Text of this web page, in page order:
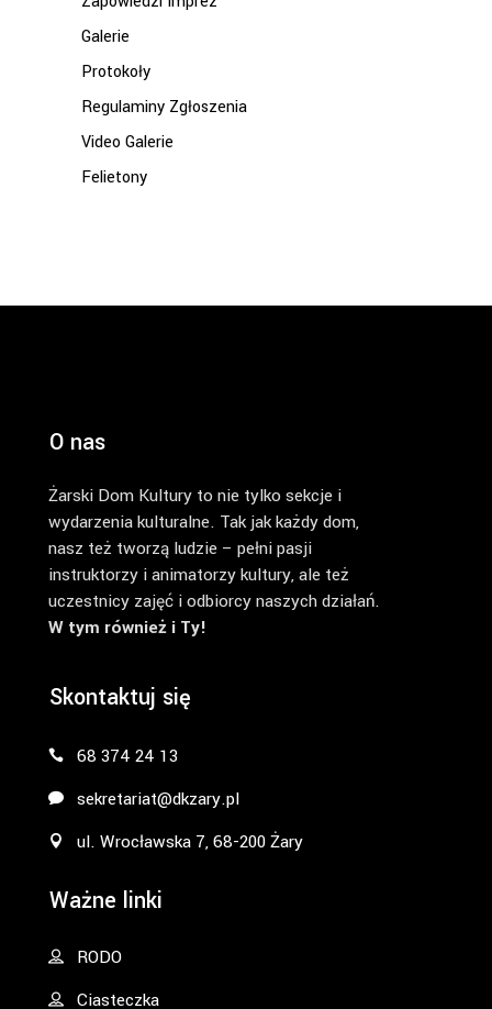
Galerie
Protokoły
Regulaminy Zgłoszenia
Video Galerie
Felietony
O nas
Żarski Dom Kultury to nie tylko sekcje i
wydarzenia kulturalne. Tak jak każdy dom,
nasz też tworzą ludzie – pełni pasji
instruktorzy i animatorzy kultury, ale też
uczestnicy zajęć i odbiorcy naszych działań.
W tym również i Ty!
Skontaktuj się
68 374 24 13
sekretariat@dkzary.pl
ul. Wrocławska 7, 68-200 Żary
Ważne linki
RODO
Ciasteczka